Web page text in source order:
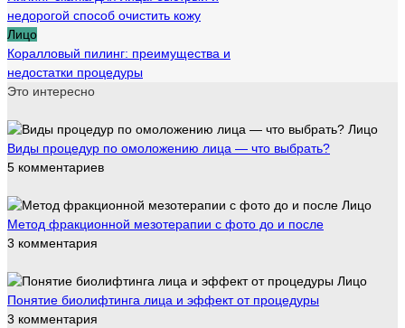
недорогой способ очистить кожу
Лицо
Коралловый пилинг: преимущества и
недостатки процедуры
Это интересно
Лицо
Виды процедур по омоложению лица — что выбрать?
5 комментариев
Лицо
Метод фракционной мезотерапии с фото до и после
3 комментария
Лицо
Понятие биолифтинга лица и эффект от процедуры
3 комментария